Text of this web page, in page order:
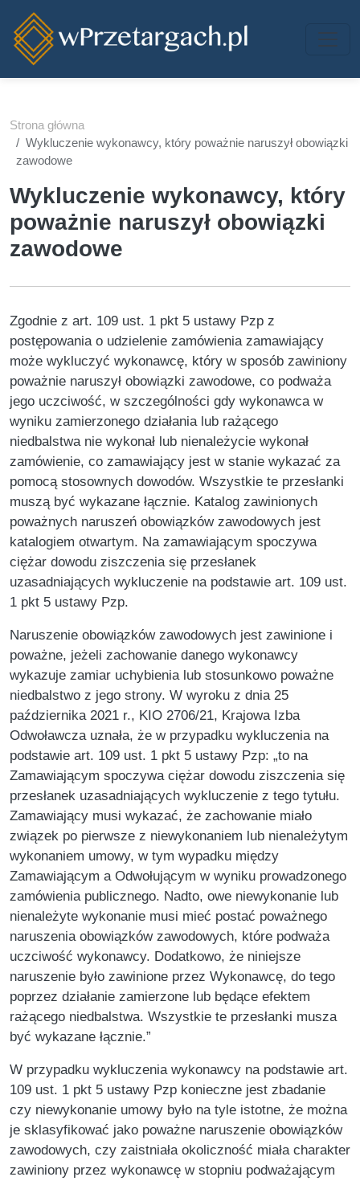
Strona główna
Wykluczenie wykonawcy, który poważnie naruszył obowiązki
zawodowe
Wykluczenie wykonawcy, który
poważnie naruszył obowiązki
zawodowe
Zgodnie z art. 109 ust. 1 pkt 5 ustawy Pzp z
postępowania o udzielenie zamówienia zamawiający
może wykluczyć wykonawcę, który w sposób zawiniony
poważnie naruszył obowiązki zawodowe, co podważa
jego uczciwość, w szczególności gdy wykonawca w
wyniku zamierzonego działania lub rażącego
niedbalstwa nie wykonał lub nienależycie wykonał
zamówienie, co zamawiający jest w stanie wykazać za
pomocą stosownych dowodów. Wszystkie te przesłanki
muszą być wykazane łącznie. Katalog zawinionych
poważnych naruszeń obowiązków zawodowych jest
katalogiem otwartym. Na zamawiającym spoczywa
ciężar dowodu ziszczenia się przesłanek
uzasadniających wykluczenie na podstawie art. 109 ust.
1 pkt 5 ustawy Pzp.
Naruszenie obowiązków zawodowych jest zawinione i
poważne, jeżeli zachowanie danego wykonawcy
wykazuje zamiar uchybienia lub stosunkowo poważne
niedbalstwo z jego strony. W wyroku z dnia 25
października 2021 r., KIO 2706/21, Krajowa Izba
Odwoławcza uznała, że w przypadku wykluczenia na
podstawie art. 109 ust. 1 pkt 5 ustawy Pzp: „to na
Zamawiającym spoczywa ciężar dowodu ziszczenia się
przesłanek uzasadniających wykluczenie z tego tytułu.
Zamawiający musi wykazać, że zachowanie miało
związek po pierwsze z niewykonaniem lub nienależytym
wykonaniem umowy, w tym wypadku między
Zamawiającym a Odwołującym w wyniku prowadzonego
zamówienia publicznego. Nadto, owe niewykonanie lub
nienależyte wykonanie musi mieć postać poważnego
naruszenia obowiązków zawodowych, które podważa
uczciwość wykonawcy. Dodatkowo, że niniejsze
naruszenie było zawinione przez Wykonawcę, do tego
poprzez działanie zamierzone lub będące efektem
rażącego niedbalstwa. Wszystkie te przesłanki musza
być wykazane łącznie.”
W przypadku wykluczenia wykonawcy na podstawie art.
109 ust. 1 pkt 5 ustawy Pzp konieczne jest zbadanie
czy niewykonanie umowy było na tyle istotne, że można
je sklasyfikować jako poważne naruszenie obowiązków
zawodowych, czy zaistniała okoliczność miała charakter
zawiniony przez wykonawcę w stopniu podważającym